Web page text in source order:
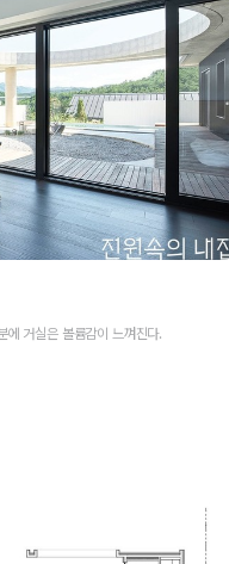
에 거실은 볼륨감이 느껴진다.